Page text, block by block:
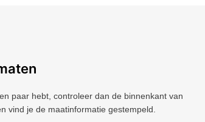
paar hebt, controleer dan de binnenkant van
vind je de maatinformatie gestempeld.